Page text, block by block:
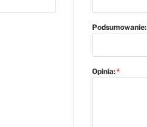
Podsumowanie:
Opinia: